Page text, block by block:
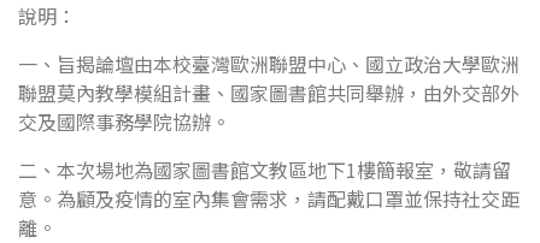
說明：
一、旨揭論壇由本校臺灣歐洲聯盟中心、國立政治大學歐洲
聯盟莫內教學模組計畫、國家圖書館共同舉辦，由外交部外
交及國際事務學院協辦。
二、本次場地為國家圖書館文教區地下1樓簡報室，敬請留
意。為顧及疫情的室內集會需求，請配戴口罩並保持社交距
離。